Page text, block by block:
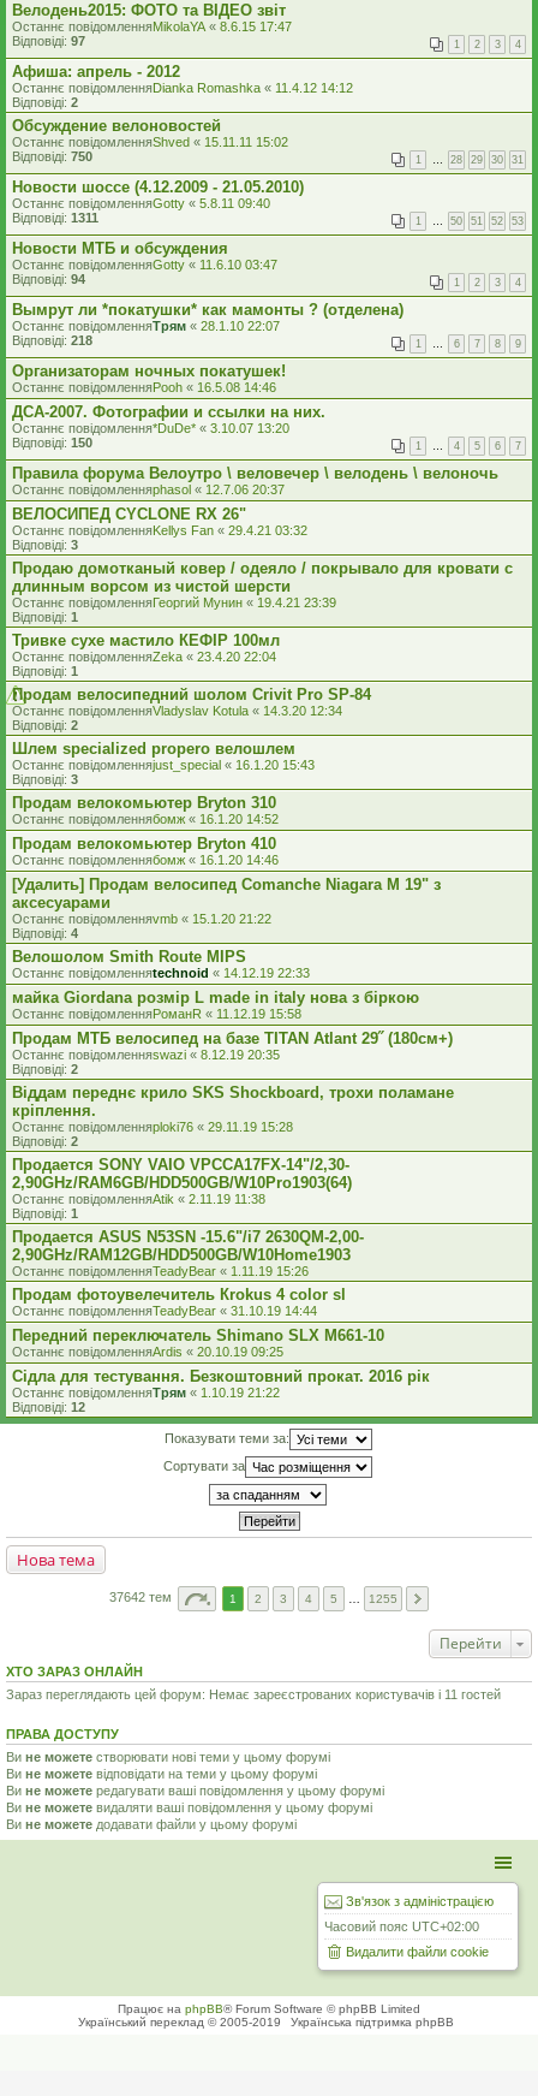
Велодень2015: ФОТО та ВІДЕО звіт
Останнє повідомленняMikolaYA « 8.6.15 17:47
Відповіді: 97 1 2 3 4
Афиша: апрель - 2012
Останнє повідомленняDianka Romashka « 11.4.12 14:12
Відповіді: 2
Обсуждение велоновостей
Останнє повідомленняShved « 15.11.11 15:02
Відповіді: 750 1 … 28 29 30 31
Новости шоссе (4.12.2009 - 21.05.2010)
Останнє повідомленняGotty « 5.8.11 09:40
Відповіді: 1311 1 … 50 51 52 53
Новости МТБ и обсуждения
Останнє повідомленняGotty « 11.6.10 03:47
Відповіді: 94 1 2 3 4
Вымрут ли *покатушки* как мамонты ? (отделена)
Останнє повідомленняТрям « 28.1.10 22:07
Відповіді: 218 1 … 6 7 8 9
Организаторам ночных покатушек!
Останнє повідомленняPooh « 16.5.08 14:46
ДСА-2007. Фотографии и ссылки на них.
Останнє повідомлення*DuDe* « 3.10.07 13:20
Відповіді: 150 1 … 4 5 6 7
Правила форума Велоутро \ веловечер \ велодень \ велоночь
Останнє повідомленняphasol « 12.7.06 20:37
ВЕЛОСИПЕД CYCLONE RX 26"
Останнє повідомленняKellys Fan « 29.4.21 03:32
Відповіді: 3
Продаю домотканый ковер / одеяло / покрывало для кровати с
длинным ворсом из чистой шерсти
Останнє повідомленняГеоргий Мунин « 19.4.21 23:39
Відповіді: 1
Тривке сухе мастило КЕФІР 100мл
Останнє повідомленняZeka « 23.4.20 22:04
Відповіді: 1
Продам велосипедний шолом Crivit Pro SP-84
Останнє повідомленняVladyslav Kotula « 14.3.20 12:34
Відповіді: 2
Шлем specialized propero велошлем
Останнє повідомленняjust_special « 16.1.20 15:43
Відповіді: 3
Продам велокомьютер Bryton 310
Останнє повідомленнябомж « 16.1.20 14:52
Продам велокомьютер Bryton 410
Останнє повідомленнябомж « 16.1.20 14:46
[Удалить] Продам велосипед Comanche Niagara M 19" з
аксесуарами
Останнє повідомленняvmb « 15.1.20 21:22
Відповіді: 4
Велошолом Smith Route MIPS
Останнє повідомленняtechnoid « 14.12.19 22:33
майка Giordana розмір L made in italy нова з біркою
Останнє повідомленняРоманR « 11.12.19 15:58
Продам МТБ велосипед на базе TITAN Atlant 29˝ (180см+)
Останнє повідомленняswazi « 8.12.19 20:35
Відповіді: 2
Віддам переднє крило SKS Shockboard, трохи поламане
кріплення.
Останнє повідомленняploki76 « 29.11.19 15:28
Відповіді: 2
Продается SONY VAIO VPCCA17FX-14"/2,30-
2,90GHz/RAM6GB/HDD500GB/W10Pro1903(64)
Останнє повідомленняAtik « 2.11.19 11:38
Відповіді: 1
Продается ASUS N53SN -15.6"/i7 2630QM-2,00-
2,90GHz/RAM12GB/HDD500GB/W10Home1903
Останнє повідомленняTeadyBear « 1.11.19 15:26
Продам фотоувелечитель Кrokus 4 color sl
Останнє повідомленняTeadyBear « 31.10.19 14:44
Передний переключатель Shimano SLX M661-10
Останнє повідомленняArdis « 20.10.19 09:25
Сідла для тестування. Безкоштовний прокат. 2016 рік
Останнє повідомленняТрям « 1.10.19 21:22
Відповіді: 12
Показувати теми за:
Сортувати за
Нова тема
37642 тем 1 2 3 4 5 1255
Перейти
ХТО ЗАРАЗ ОНЛАЙН
Зараз переглядають цей форум: Немає зареєстрованих користувачів і 11 гостей
ПРАВА ДОСТУПУ
Ви не можете створювати нові теми у цьому форумі
Ви не можете відповідати на теми у цьому форумі
Ви не можете редагувати ваші повідомлення у цьому форумі
Ви не можете видаляти ваші повідомлення у цьому форумі
Ви не можете додавати файли у цьому форумі
Зв'язок з адміністрацією
Часовий пояс UTC+02:00
Видалити файли cookie
Працює на phpBB® Forum Software © phpBB Limited
Український переклад © 2005-2019
Українська підтримка phpBB